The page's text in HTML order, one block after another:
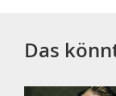
Das